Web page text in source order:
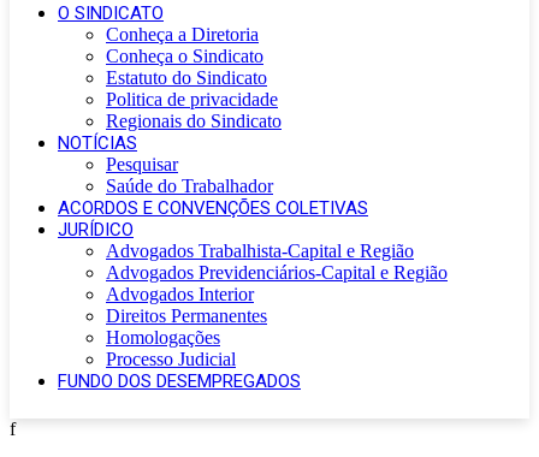
O SINDICATO
Conheça a Diretoria
Conheça o Sindicato
Estatuto do Sindicato
Politica de privacidade
Regionais do Sindicato
NOTÍCIAS
Pesquisar
Saúde do Trabalhador
ACORDOS E CONVENÇÕES COLETIVAS
JURÍDICO
Advogados Trabalhista-Capital e Região
Advogados Previdenciários-Capital e Região
Advogados Interior
Direitos Permanentes
Homologações
Processo Judicial
FUNDO DOS DESEMPREGADOS
f